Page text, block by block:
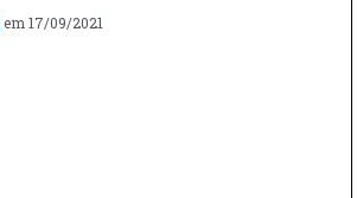
em 17/09/2021